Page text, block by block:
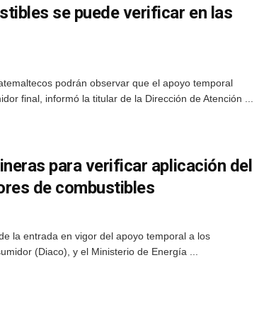
se puede verificar en las
podrán observar que el apoyo temporal
final, informó la titular de la Dirección de Atención ...
para verificar aplicación del
de combustibles
la entrada en vigor del apoyo temporal a los
(Diaco), y el Ministerio de Energía ...